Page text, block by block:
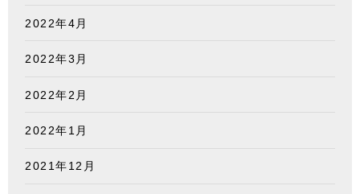
2022年4月
2022年3月
2022年2月
2022年1月
2021年12月